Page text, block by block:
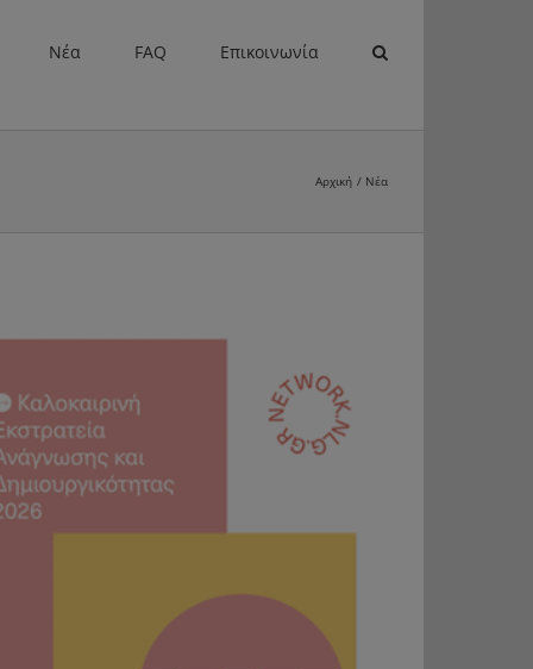
Νέα FAQ Επικοινωνία
Αρχική Νέα